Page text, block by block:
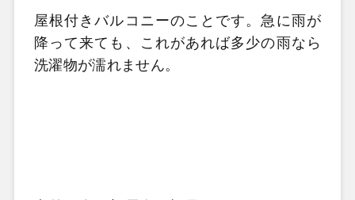
屋根付きバルコニーのことです。急に雨が
降って来ても、これがあれば多少の雨なら
洗濯物が濡れません。